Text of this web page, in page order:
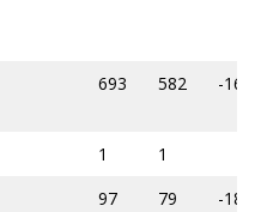
693 582 -16 %
1
1
97 79 -18,6